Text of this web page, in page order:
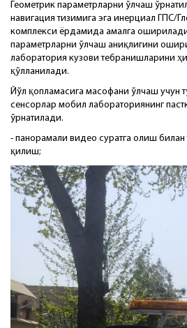
Геометрик параметрларни ўлчаш
навигация тизимига эга инерциал ГПС/
комплекси ёрдамида амалга
параметрларни ўлчаш аниқлигини
лаборатория кузови тебранишларини
қўлланилади.
Йўл қопламасига масофани ўлчаш учун
сенсорлар мобил лабораториянинг
ўрнатилади.
- панорамали видео суратга олиш
қилиш;